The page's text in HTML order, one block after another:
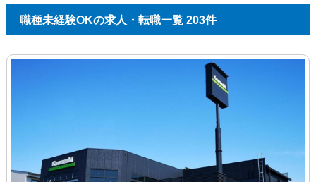
職種未経験OKの求人・転職一覧 203件